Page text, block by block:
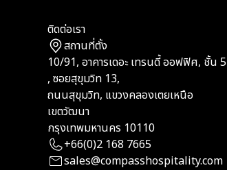
ติดต่อเรา
สถานที่ตั้ง
10/91, อาคารเดอะ เทรนดี้ ออฟฟิศ, ชั้น 5
, ซอยสุขุมวิท 13,
ถนนสุขุมวิท, แขวงคลองเตยเหนือ
เขตวัฒนา
กรุงเทพมหานคร 10110
+66(0)2 168 7665
sales@compasshospitality.com